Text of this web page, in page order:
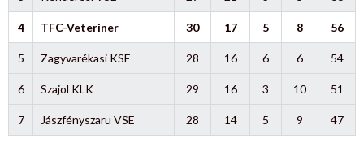
4 TFC-Veteriner 30 17 5 8 56
5 Zagyvarékasi KSE 28 16 6 6 54
6 Szajol KLK 29 16 3 10 51
7 Jászfényszaru VSE 28 14 5 9 47